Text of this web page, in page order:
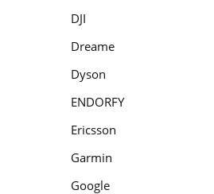
DJI
Dreame
Dyson
ENDORFY
Ericsson
Garmin
Google